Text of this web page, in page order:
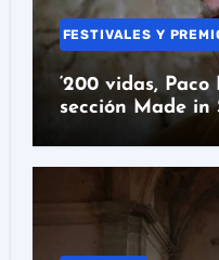
FESTIVALES Y
‘200 vidas,
sección Made in